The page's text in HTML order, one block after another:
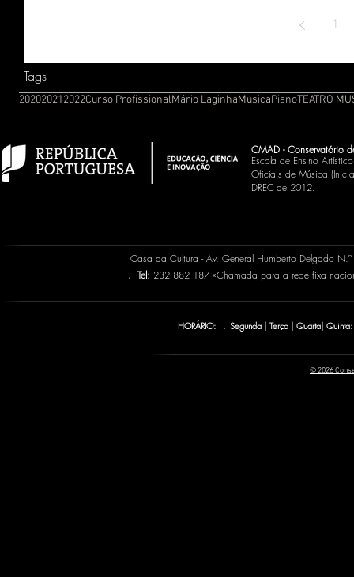
1
Tags
202020212022Curso ProfissionalMário LaginhaMúsicaPianoTEATRO
CMAD - Conservatório
Escola de Ensino
Oficiais de Música
DREC de 2012.
Casa da Cultura - Av. General Humberto Delgado
. Tel: 232 882 187 «Chamada para a rede fixa
HORÁRIO: . Segunda | Terça | Quarta|
© 2026